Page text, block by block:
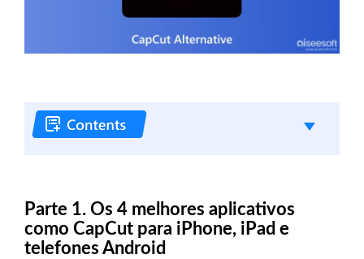
Parte 1. Os 4 melhores aplicativos
como CapCut para iPhone, iPad e
telefones Android